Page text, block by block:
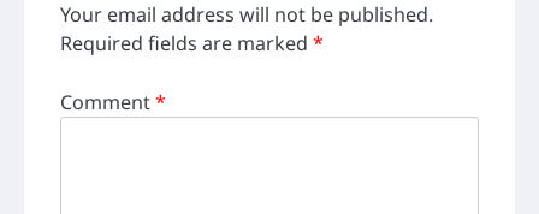
Your email address will not be published.
Required fields are marked *
Comment*